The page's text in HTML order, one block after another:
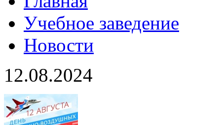
Учебное заведение
Новости
12.08.2024